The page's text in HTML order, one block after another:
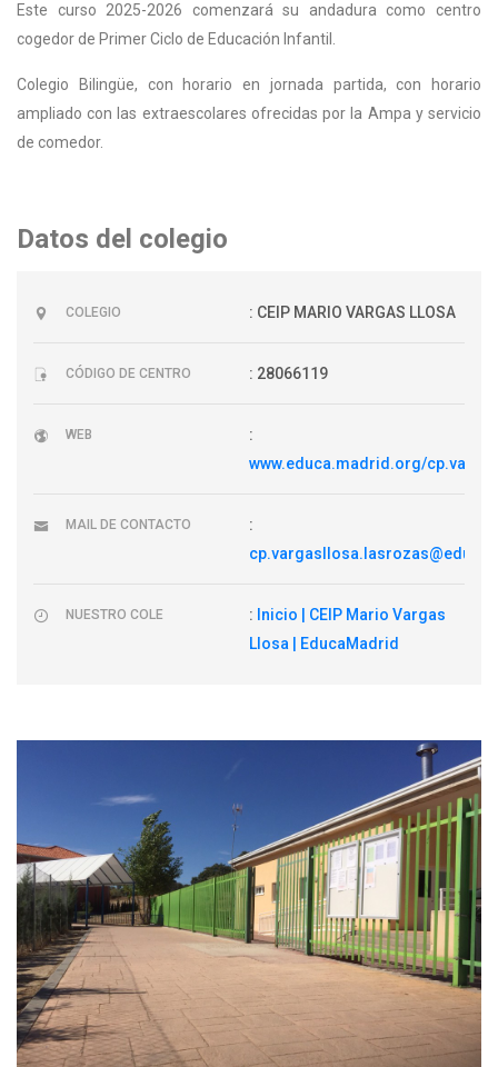
Este curso 2025-2026 comenzará su andadura como centro
cogedor de Primer Ciclo de Educación Infantil.
Colegio Bilingüe, con horario en jornada partida, con horario
ampliado con las extraescolares ofrecidas por la Ampa y servicio
de comedor.
Datos del colegio
COLEGIO : CEIP MARIO VARGAS LLOSA
CÓDIGO DE CENTRO : 28066119
WEB
:
www.educa.madrid.org/
MAIL DE CONTACTO
:
NUESTRO COLE : Inicio | CEIP Mario Vargas
Llosa | EducaMadrid